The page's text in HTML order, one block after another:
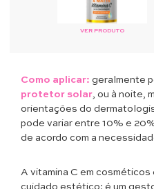
VER PRODUTO
Como aplicar: geralmente
protetor solar, ou à noite,
orientações do
pode variar entre 10% e
de acordo com a
A vitamina C em cosméticos
cuidado estético: é um